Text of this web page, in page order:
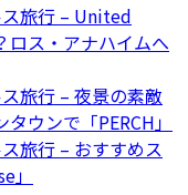
旅行 – United
ス・アナハイムへ
旅行 – 夜景の素敵
ウンで「PERCH」
旅行 – おすすめス
」